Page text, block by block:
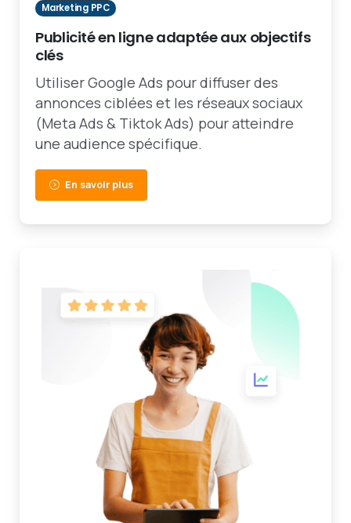
Marketing PPC
Publicité en ligne adaptée aux objectifs
clés
Utiliser Google Ads pour diffuser des
annonces ciblées et les réseaux sociaux
(Meta Ads & Tiktok Ads) pour atteindre
une audience spécifique.
En savoir plus